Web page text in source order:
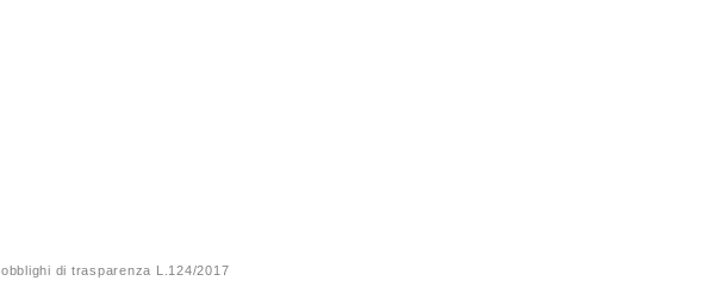
obblighi di trasparenza L.124/2017